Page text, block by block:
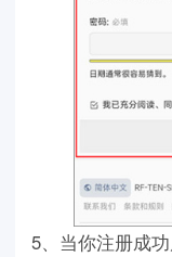
5、当你注册成